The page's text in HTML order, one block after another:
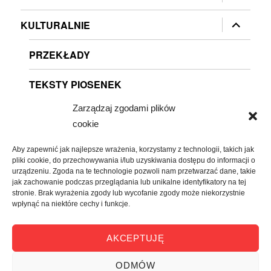
Zarządzaj zgodami plików
cookie
Aby zapewnić jak najlepsze wrażenia, korzystamy z technologii, takich jak
pliki cookie, do przechowywania i/lub uzyskiwania dostępu do informacji o
urządzeniu. Zgoda na te technologie pozwoli nam przetwarzać dane, takie
jak zachowanie podczas przeglądania lub unikalne identyfikatory na tej
stronie. Brak wyrażenia zgody lub wycofanie zgody może niekorzystnie
wpłynąć na niektóre cechy i funkcje.
AKCEPTUJĘ
ODMÓW
potomne
KULTURALNIE
rozwiń
menu
potomne
PRZEKŁADY
TEKSTY PIOSENEK
RECENZJE
ARTYKUŁY
PROZĄ
WIERSZEM
potomne